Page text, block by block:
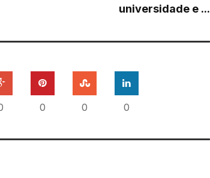
universidade e ...
0 0 0